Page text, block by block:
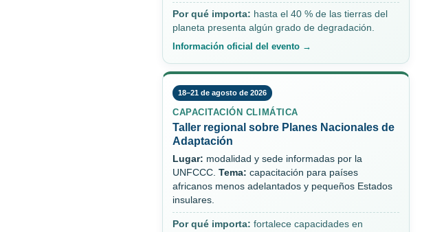
Por qué importa: hasta el 40 % de las tierras del
planeta presenta algún grado de degradación.
Información oficial del evento →
18–21 de agosto de 2026
CAPACITACIÓN CLIMÁTICA
Taller regional sobre Planes Nacionales de
Adaptación
Lugar: modalidad y sede informadas por la
UNFCCC. Tema: capacitación para países
africanos menos adelantados y pequeños Estados
insulares.
Por qué importa: fortalece capacidades en